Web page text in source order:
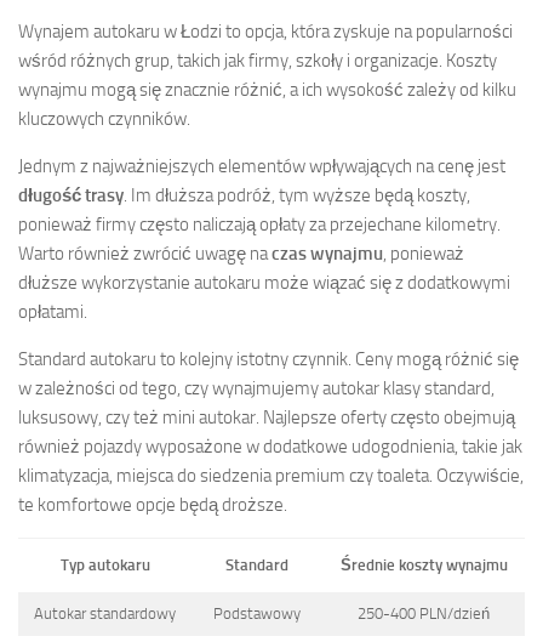
Wynajem autokaru w Łodzi to opcja, która zyskuje na popularności
wśród różnych grup, takich jak firmy, szkoły i organizacje. Koszty
wynajmu mogą się znacznie różnić, a ich wysokość zależy od kilku
kluczowych czynników.
Jednym z najważniejszych elementów wpływających na cenę jest
długość trasy . Im dłuższa podróż, tym wyższe będą koszty,
ponieważ firmy często naliczają opłaty za przejechane kilometry.
Warto również zwrócić uwagę naczas wynajmu , ponieważ
dłuższe wykorzystanie autokaru może wiązać się z dodatkowymi
opłatami.
Standard autokaru to kolejny istotny czynnik. Ceny mogą różnić się
w zależności od tego, czy wynajmujemy autokar klasy standard,
luksusowy, czy też mini autokar. Najlepsze oferty często obejmują
również pojazdy wyposażone w dodatkowe udogodnienia, takie jak
klimatyzacja, miejsca do siedzenia premium czy toaleta. Oczywiście,
te komfortowe opcje będą droższe.
Typ autokaru Standard Średnie koszty wynajmu
Autokar standardowy Podstawowy 250-400 PLN/dzień